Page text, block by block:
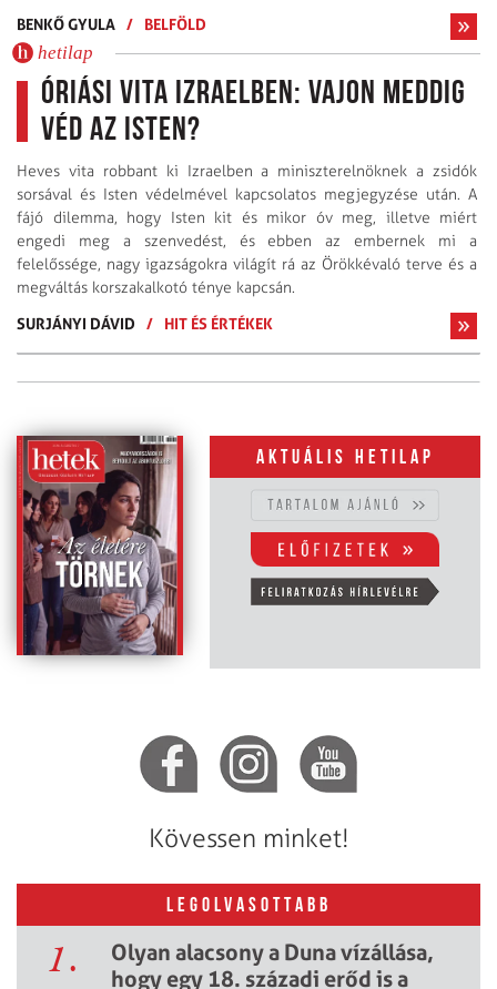
BENKŐ GYULA / BELFÖLD
hetilap
Óriási vita Izraelben: vajon meddig
véd az Isten?
Heves vita robbant ki Izraelben a miniszterelnöknek a zsidók
sorsával és Isten védelmével kapcsolatos megjegyzése után. A
fájó dilemma, hogy Isten kit és mikor óv meg, illetve miért
engedi meg a szenvedést, és ebben az embernek mi a
felelőssége, nagy igazságokra világít rá az Örökkévaló terve és a
megváltás korszakalkotó ténye kapcsán.
SURJÁNYI DÁVID
/ HIT ÉS ÉRTÉKEK
Aktuális hetilap
Kövessen minket!
LEGOLVASOTTABB
1.
Olyan alacsony a Duna vízállása,
hogy egy 18. századi erőd is a